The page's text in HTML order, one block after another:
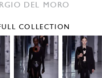
DEL MORO
COLLECTION